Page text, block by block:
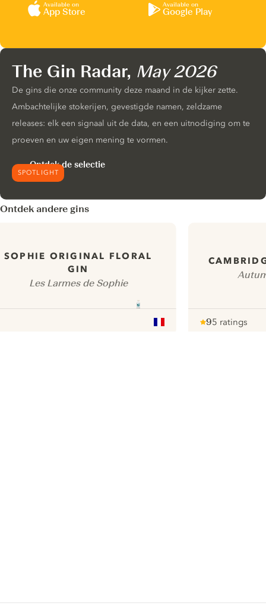
Available on
App Store
Available on
Google Play
SPOTLIGHT
The Gin Radar, May 2026
De gins die onze community deze maand in de kijker zette.
Ambachtelijke stokerijen, gevestigde namen, zeldzame
releases: elk een signaal uit de data, en een uitnodiging om te
proeven en uw eigen mening te vormen.
Ontdek de selectie
Ontdek andere gins
SOPHIE ORIGINAL FLORAL
GIN
Les Larmes de Sophie
95 ratings